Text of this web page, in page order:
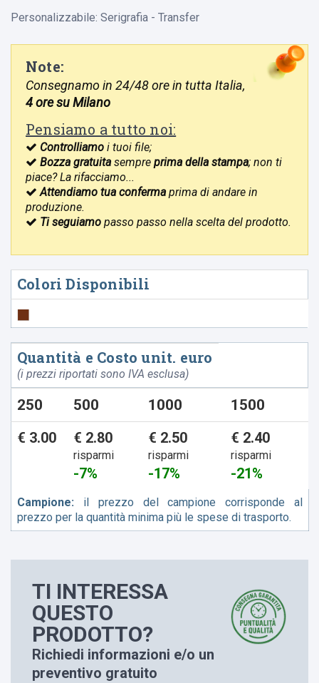
Personalizzabile: Serigrafia - Transfer
Note:
Consegnamo in 24/48 ore in tutta Italia,
4 ore su Milano
Pensiamo a tutto noi:
Controlliamo i tuoi file;
Bozza gratuitasempre prima della stampa; non ti
piace? La rifacciamo...
Attendiamo tua confermaprima di andare in
produzione.
Ti seguiamo passo passo nella scelta del prodotto.
Colori Disponibili
Quantità e Costo unit. euro
(i prezzi riportati sono IVA esclusa)
250 500 1000
1500
€ 3.00
€ 2.80
risparmi
-7%
€ 2.50
risparmi
-17%
€ 2.40
risparmi
-21%
Campione: il prezzo del campione corrisponde al
prezzo per la quantità minima più le spese di trasporto.
TI INTERESSA
QUESTO
PRODOTTO?
Richiedi informazioni e/o un
preventivo gratuito